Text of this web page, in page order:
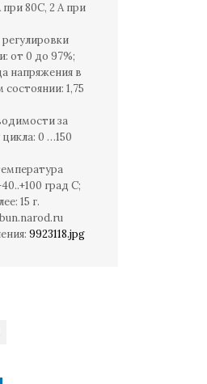
при 80С, 2 А при
от 0 до 97%;
напряжения в
1,75
за
0 …150
град С;
15 г.
9923118.jpg